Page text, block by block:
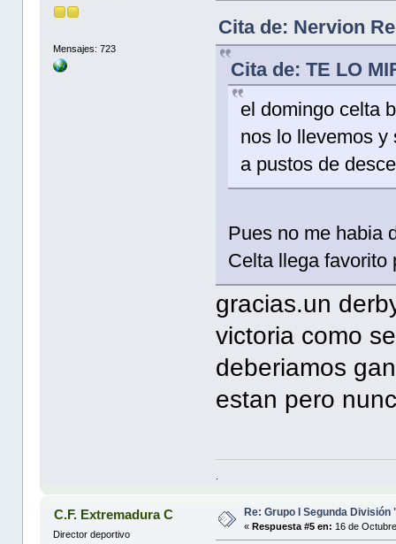
Mensajes: 723
Cita de: Nervion
Cita de: TE LO
el domingo celta
nos lo llevemos y
a pustos de
Pues no me habia
Celta llega favorito
gracias.un
victoria como
deberiamos
estan pero
C.F. Extremadura C
Director deportivo
Re: Grupo I Segunda División
«Respuesta #5 en: 16 de